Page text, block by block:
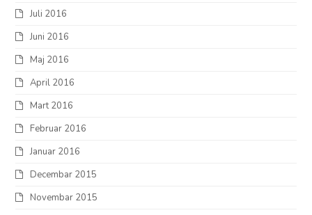
Juli 2016
Juni 2016
Maj 2016
April 2016
Mart 2016
Februar 2016
Januar 2016
Decembar 2015
Novembar 2015